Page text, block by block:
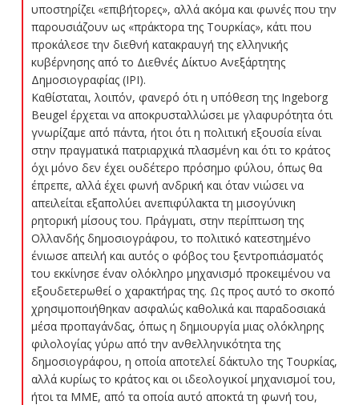
υποστηρίζει «επιβήτορες», αλλά ακόμα και φωνές που την
παρουσιάζουν ως «πράκτορα της Τουρκίας», κάτι που
προκάλεσε την διεθνή κατακραυγή της ελληνικής
κυβέρνησης από το Διεθνές Δίκτυο Ανεξάρτητης
Δημοσιογραφίας (IPI).
Καθίσταται, λοιπόν, φανερό ότι η υπόθεση της Ingeborg
Beugel έρχεται να αποκρυσταλλώσει με γλαφυρότητα ότι
γνωρίζαμε από πάντα, ήτοι ότι η πολιτική εξουσία είναι
στην πραγματικά πατριαρχικά πλασμένη και ότι το κράτος
όχι μόνο δεν έχει ουδέτερο πρόσημο φύλου, όπως θα
έπρεπε, αλλά έχει φωνή ανδρική και όταν νιώσει να
απειλείται εξαπολύει ανεπιφύλακτα τη μισογύνικη
ρητορική μίσους του. Πράγματι, στην περίπτωση της
Ολλανδής δημοσιογράφου, το πολιτικό κατεστημένο
ένιωσε απειλή και αυτός ο φόβος του ξεντροπιάσματός
του εκκίνησε έναν ολόκληρο μηχανισμό προκειμένου να
εξουδετερωθεί ο χαρακτήρας της. Ως προς αυτό το σκοπό
χρησιμοποιήθηκαν ασφαλώς καθολικά και παραδοσιακά
μέσα προπαγάνδας, όπως η δημιουργία μιας ολόκληρης
φιλολογίας γύρω από την ανθελληνικότητα της
δημοσιογράφου, η οποία αποτελεί δάκτυλο της Τουρκίας,
αλλά κυρίως το κράτος και οι ιδεολογικοί μηχανισμοί του,
ήτοι τα ΜΜΕ, από τα οποία αυτό αποκτά τη φωνή του,